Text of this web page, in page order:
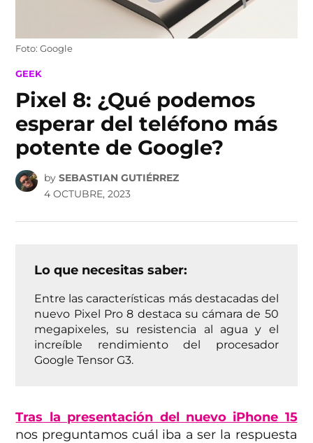
Foto: Google
POSTED
GEEK
Pixel 8: ¿Qué podemos
esperar del teléfono más
potente de Google?
by SEBASTIAN GUTIÉRREZ
4 OCTUBRE, 2023
Lo que necesitas saber:
Entre las características más destacadas del
nuevo Pixel Pro 8 destaca su cámara de 50
megapixeles, su resistencia al agua y el
increíble rendimiento del procesador
Google Tensor G3.
Tras la presentación del nuevo iPhone 15
nos preguntamos cuál iba a ser la respuesta